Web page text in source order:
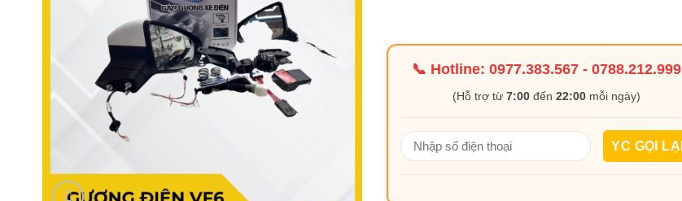
📞 Hotline:0977.383.567 -0788.212.999
(Hỗ trợ từ7:00 đến22:00 mỗi ngày)